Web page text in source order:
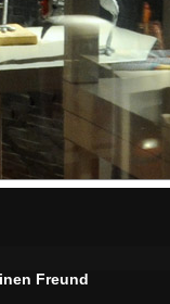
Freund